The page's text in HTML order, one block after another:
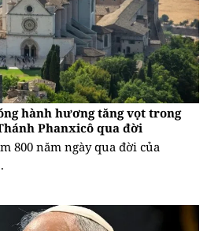
hành hương tăng vọt trong
Phanxicô qua đời
800 năm ngày qua đời của